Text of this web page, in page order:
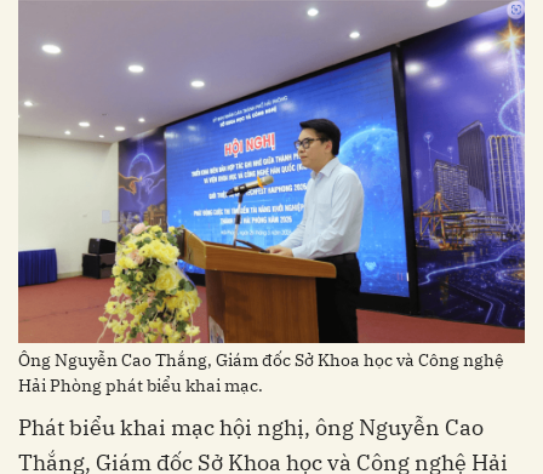
Ông Nguyễn Cao Thắng, Giám đốc Sở Khoa học và Công nghệ
Hải Phòng phát biểu khai mạc.
Phát biểu khai mạc hội nghị, ông Nguyễn Cao
Thắng, Giám đốc Sở Khoa học và Công nghệ Hải